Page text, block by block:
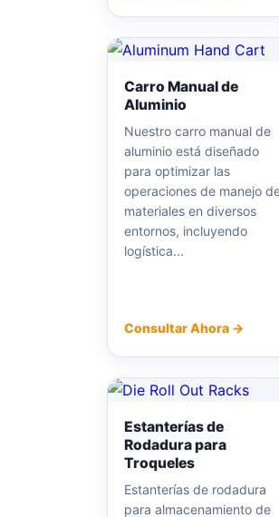
Carro Manual de
Aluminio
Nuestro carro manual de
aluminio está diseñado
para optimizar las
operaciones de manejo
materiales en diversos
entornos, incluyendo
logística...
Consultar Ahora →
Estanterías de
Rodadura para
Troqueles
Estanterías de rodadura
para almacenamiento de